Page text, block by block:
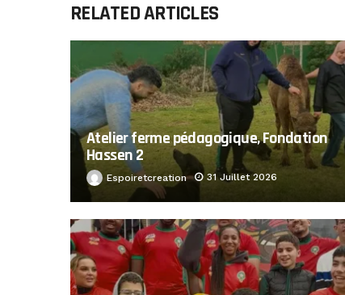
RELATED ARTICLES
Atelier ferme pédagogique, Fondation
Hassen 2
Espoiretcreation 31 Juillet 2026